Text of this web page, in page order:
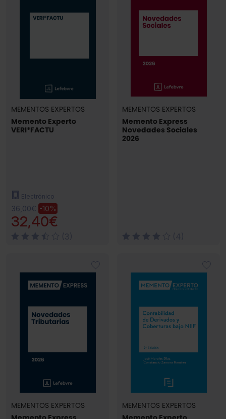
MEMENTOS EXPERTOS
Memento Experto
VERI*FACTU
Electrónico
36,00€ -10%
32,40€
MEMENTOS EXPERTOS
Memento Express
Novedades Sociales
2026
MEMENTOS EXPERTOS
MEMENTOS EXPERTOS